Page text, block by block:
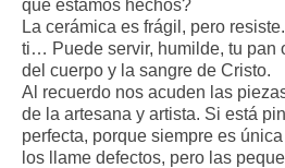
que estamos hechos?
La cerámica es frágil, pero
ti… Puede servir, humilde, tu pan
del cuerpo y la sangre de Cristo.
Al recuerdo nos acuden las
de la artesana y artista. Si está
perfecta, porque siempre es
los llame defectos, pero las